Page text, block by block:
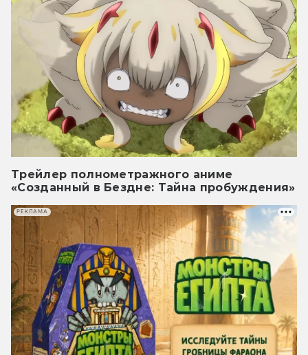
Трейлер полнометражного аниме
«Созданный в Бездне: Тайна пробуждения»
РЕКЛАМА